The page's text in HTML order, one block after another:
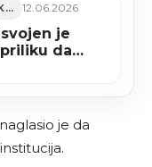
ZENIČKO-DOBOJSKI KANTON 12.06.2026
je
da
je da